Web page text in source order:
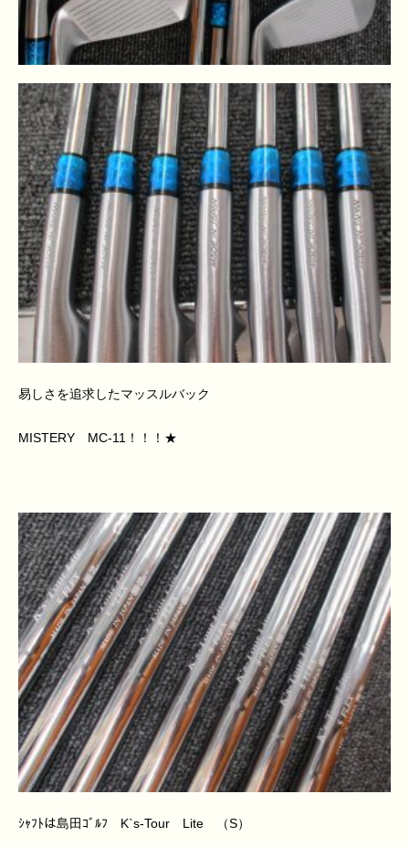
易しさを追求したマッスルバック
MISTERY MC-11！！！★
ｼｬﾌﾄは島田ｺﾞﾙﾌ K`s-Tour Lite （S）